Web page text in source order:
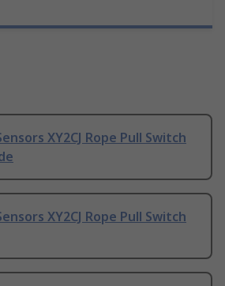
XY2CJ Rope Pull Switch
XY2CJ Rope Pull Switch